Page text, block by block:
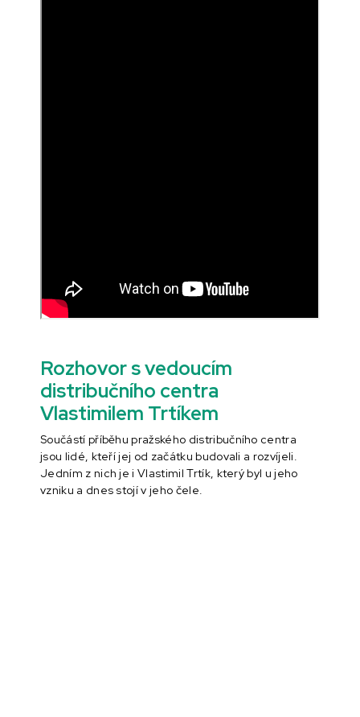
Rozhovor s vedoucím
distribučního centra
Vlastimilem Trtíkem
Součástí příběhu pražského distribučního centra
jsou lidé, kteří jej od začátku budovali a rozvíjeli.
Jedním z nich je i Vlastimil Trtík, který byl u jeho
vzniku a dnes stojí v jeho čele.